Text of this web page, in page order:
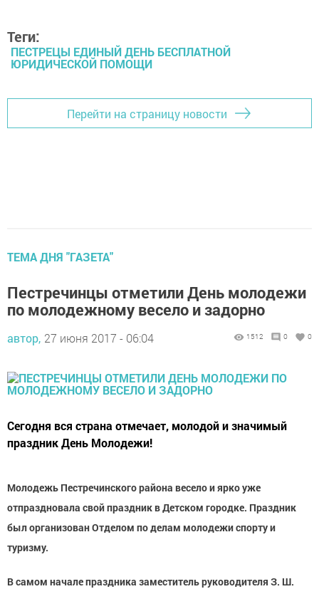
Теги:
ПЕСТРЕЦЫ ЕДИНЫЙ ДЕНЬ БЕСПЛАТНОЙ
ЮРИДИЧЕСКОЙ ПОМОЩИ
Перейти на страницу новости
ТЕМА ДНЯ "ГАЗЕТА"
Пестречинцы отметили День молодежи
по молодежному весело и задорно
автор, 27 июня 2017 - 06:04 1512 0 0
Сегодня вся страна отмечает, молодой и значимый
праздник День Молодежи!
Молодежь Пестречинского района весело и ярко уже
отпраздновала свой праздник в Детском городке. Праздник
был организован Отделом по делам молодежи спорту и
туризму.
В самом начале праздника заместитель руководителя З. Ш.